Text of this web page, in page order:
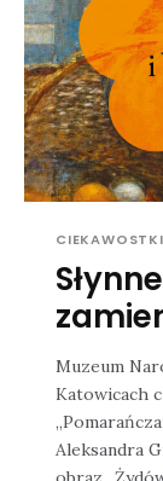
CIEKAWOSTKI
Muzeum
Katowicach
Aleksandra